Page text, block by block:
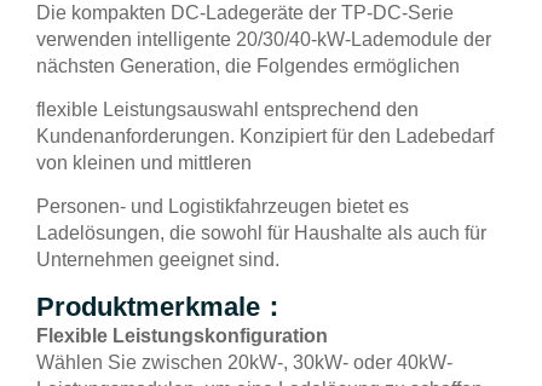
Die kompakten DC-Ladegeräte der TP-DC-Serie
verwenden intelligente 20/30/40-kW-Lademodule der
nächsten Generation, die Folgendes ermöglichen
flexible Leistungsauswahl entsprechend den
Kundenanforderungen. Konzipiert für den Ladebedarf
von kleinen und mittleren
Personen- und Logistikfahrzeugen bietet es
Ladelösungen, die sowohl für Haushalte als auch für
Unternehmen geeignet sind.
Produktmerkmale：
Flexible Leistungskonfiguration
Wählen Sie zwischen 20kW-, 30kW- oder 40kW-